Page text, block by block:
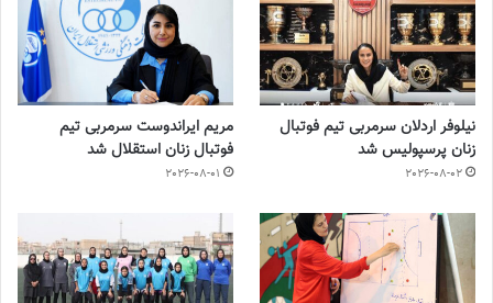
نیلوفر اردلان سرمربی تیم فوتبال
زنان پرسپولیس شد
2026-08-02
مریم ایراندوست سرمربی تیم
فوتبال زنان استقلال شد
2026-08-01